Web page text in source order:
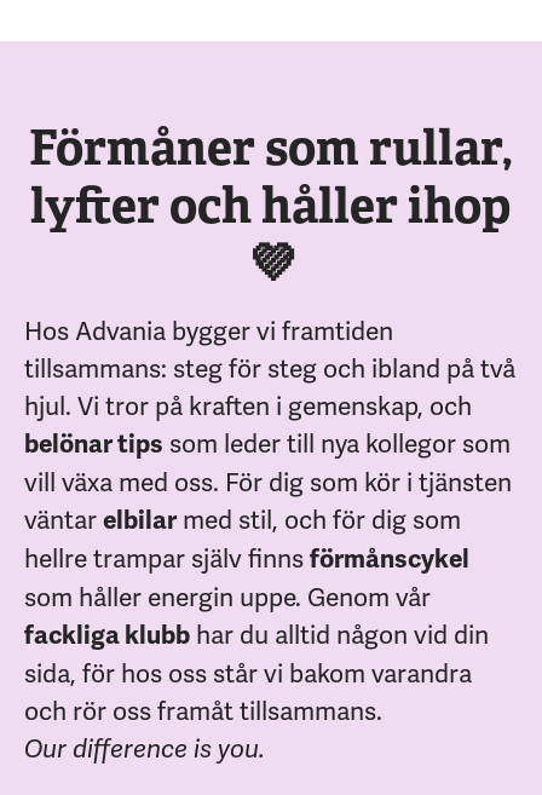
Förmåner som rullar,
lyfter och håller ihop
💜
Hos Advania bygger vi framtiden
tillsammans: steg för steg och ibland på två
hjul. Vi tror på kraften i gemenskap, och
belönar tips som leder till nya kollegor som
vill växa med oss. För dig som kör i tjänsten
väntarelbilarmed stil, och för dig som
hellre trampar själv finnsförmånscykel
som håller energin uppe. Genom vår
fackliga klubb har du alltid någon vid din
sida, för hos oss står vi bakom varandra
och rör oss framåt tillsammans.
Our difference is you.